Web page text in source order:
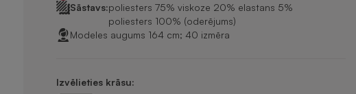
Sāstavs:poliesters 75% viskoze 20% elastans 5%
poliesters 100% (oderējums)
Modeles augums 164 cm; 40 izmēra
Izvēlieties krāsu: